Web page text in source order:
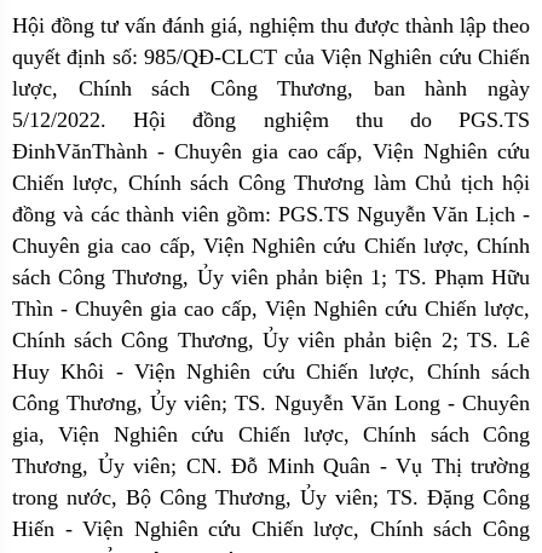
Hội đồng tư vấn đánh giá, nghiệm thu được thành lập theo
quyết định số: 985/QĐ-CLCT của Viện Nghiên cứu Chiến
lược, Chính sách Công Thương, ban hành ngày
5/12/2022. Hội đồng nghiệm thu do PGS.TS
ĐinhVănThành - Chuyên gia cao cấp, Viện Nghiên cứu
Chiến lược, Chính sách Công Thương làm Chủ tịch hội
đồng và các thành viên gồm: PGS.TS Nguyễn Văn Lịch -
Chuyên gia cao cấp, Viện Nghiên cứu Chiến lược, Chính
sách Công Thương, Ủy viên phản biện 1; TS. Phạm Hữu
Thìn - Chuyên gia cao cấp, Viện Nghiên cứu Chiến lược,
Chính sách Công Thương, Ủy viên phản biện 2; TS. Lê
Huy Khôi - Viện Nghiên cứu Chiến lược, Chính sách
Công Thương, Ủy viên; TS. Nguyễn Văn Long - Chuyên
gia, Viện Nghiên cứu Chiến lược, Chính sách Công
Thương, Ủy viên; CN. Đỗ Minh Quân - Vụ Thị trường
trong nước, Bộ Công Thương, Ủy viên; TS. Đặng Công
Hiến - Viện Nghiên cứu Chiến lược, Chính sách Công